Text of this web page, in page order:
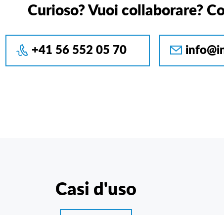
Curioso? Vuoi collaborare?
+41 56 552 05 70
Casi d'uso